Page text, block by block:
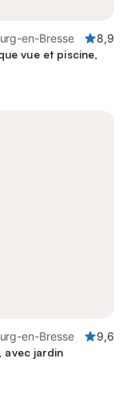
en-Bresse
8,9
vue et piscine,
en-Bresse
9,6
avec jardin